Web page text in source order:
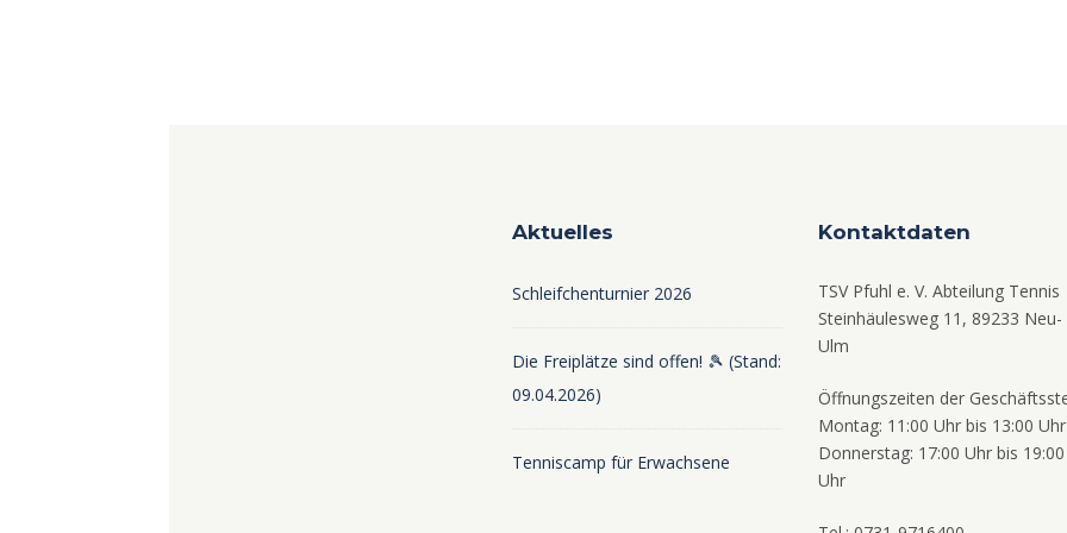
Aktuelles
Schleifchenturnier 2026
Die Freiplätze sind offen! 🎾 (Stand:
09.04.2026)
Tenniscamp für Erwachsene
Kontaktdaten
TSV Pfuhl e. V. Abteilung Tennis
Steinhäulesweg 11, 89233 Neu-
Ulm
Öffnungszeiten der
Montag: 11:00 Uhr bis 13:00 Uhr
Donnerstag: 17:00 Uhr bis 19:00
Uhr